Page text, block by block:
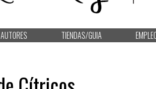
AUTORES TIENDAS/GUIA